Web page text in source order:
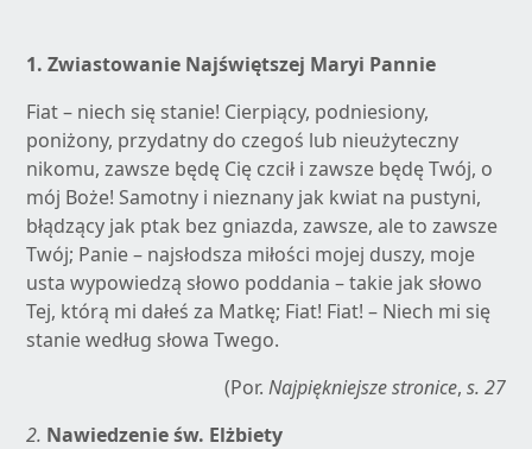
1. Zwiastowanie Najświętszej Maryi Pannie
Fiat – niech się stanie! Cierpiący, podniesiony,
poniżony, przydatny do czegoś lub nieużyteczny
nikomu, zawsze będę Cię czcił i zawsze będę Twój, o
mój Boże! Samotny i nieznany jak kwiat na pustyni,
błądzący jak ptak bez gniazda, zawsze, ale to zawsze
Twój; Panie – najsłodsza miłości mojej duszy, moje
usta wypowiedzą słowo poddania – takie jak słowo
Tej, którą mi dałeś za Matkę; Fiat! Fiat! – Niech mi się
stanie według słowa Twego.
(Por. Najpiękniejsze stronice, s. 27
2. Nawiedzenie św. Elżbiety